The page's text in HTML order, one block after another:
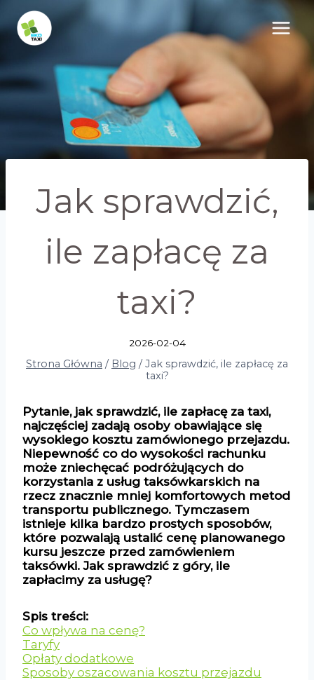
treści
Jak sprawdzić,
ile zapłacę za
taxi?
2026-02-04
Strona Główna / Blog / Jak sprawdzić, ile zapłacę za
taxi?
Pytanie, jak sprawdzić, ile zapłacę za taxi,
najczęściej zadają osoby obawiające się
wysokiego kosztu zamówionego przejazdu.
Niepewność co do wysokości rachunku
może zniechęcać podróżujących do
korzystania z usług taksówkarskich na
rzecz znacznie mniej komfortowych metod
transportu publicznego. Tymczasem
istnieje kilka bardzo prostych sposobów,
które pozwalają ustalić cenę planowanego
kursu jeszcze przed zamówieniem
taksówki. Jak sprawdzić z góry, ile
zapłacimy za usługę?
Spis treści:
Co wpływa na cenę?
Taryfy
Opłaty dodatkowe
Sposoby oszacowania kosztu przejazdu